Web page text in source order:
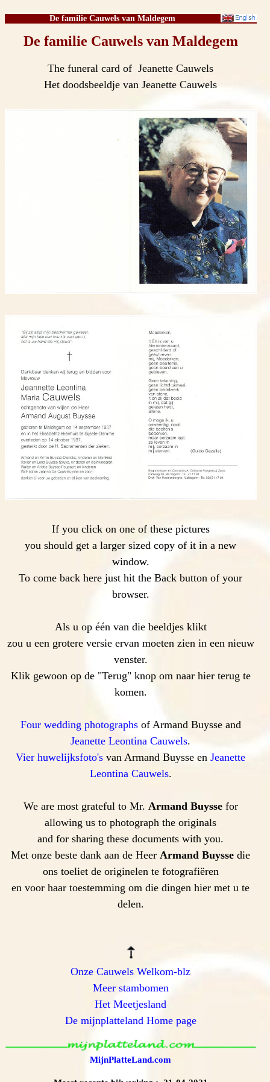
De familie Cauwels van Maldegem
De familie Cauwels van Maldegem
The funeral card of Jeanette Cauwels
Het doodsbeeldje van Jeanette Cauwels
If you click on one of these pictures
you should get a larger sized copy of it in a new
window.
To come back here just hit the Back button of your
browser.
Als u op één van die beeldjes klikt
zou u een grotere versie ervan moeten zien in een nieuw
venster.
Klik gewoon op de "Terug" knop om naar hier terug te
komen.
Four wedding photographsof Armand Buysse and
Jeanette Leontina Cauwels.
Vier huwelijksfoto's van Armand Buysse enJeanette
Leontina Cauwels.
We are most grateful to Mr. Armand Buyssefor
allowing us to photograph the originals
and for sharing these documents with you.
Met onze beste dank aan de Heer Armand Buysse die
ons toeliet de originelen te fotografiëren
en voor haar toestemming om die dingen hier met u te
delen.
Onze Cauwels Welkom-blz
Meer stambomen
Het Meetjesland
De mijnplatteland Home page
MijnPlatteLand.com